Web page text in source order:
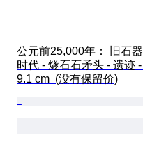
公元前25,000年： 旧石器
时代 - 燧石石矛头 - 遗迹 -
9.1 cm  (没有保留价)